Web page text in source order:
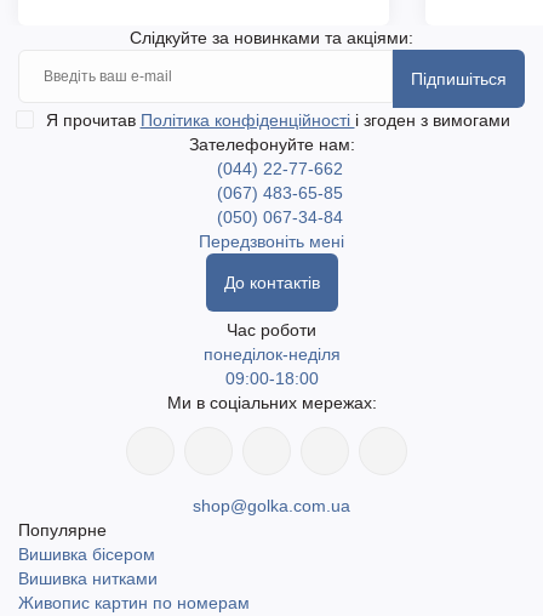
Слідкуйте за новинками та акціями:
Підпишіться
Я прочитав Політика конфіденційності і згоден з вимогами
Зателефонуйте нам:
(044) 22-77-662
(067) 483-65-85
(050) 067-34-84
Передзвоніть мені
До контактів
Час роботи
понеділок-неділя
09:00-18:00
Ми в соціальних мережах:
shop@golka.com.ua
Популярне
Вишивка бісером
Вишивка нитками
Живопис картин по номерам